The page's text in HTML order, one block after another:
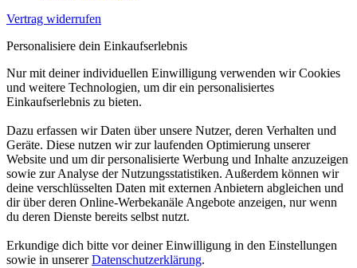
Vertrag widerrufen
Personalisiere dein Einkaufserlebnis
Nur mit deiner individuellen Einwilligung verwenden wir Cookies
und weitere Technologien, um dir ein personalisiertes
Einkaufserlebnis zu bieten.
Dazu erfassen wir Daten über unsere Nutzer, deren Verhalten und
Geräte. Diese nutzen wir zur laufenden Optimierung unserer
Website und um dir personalisierte Werbung und Inhalte anzuzeigen
sowie zur Analyse der Nutzungsstatistiken. Außerdem können wir
deine verschlüsselten Daten mit externen Anbietern abgleichen und
dir über deren Online-Werbekanäle Angebote anzeigen, nur wenn
du deren Dienste bereits selbst nutzt.
Erkundige dich bitte vor deiner Einwilligung in den Einstellungen
sowie in unsererDatenschutzerklärung.